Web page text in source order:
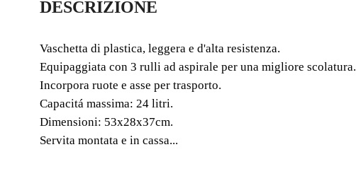
DESCRIZIONE
Vaschetta di plastica, leggera e d'alta resistenza.
Equipaggiata con 3 rulli ad aspirale per una migliore scolatura.
Incorpora ruote e asse per trasporto.
Capacitá massima: 24 litri.
Dimensioni: 53x28x37cm.
Servita montata e in cassa...